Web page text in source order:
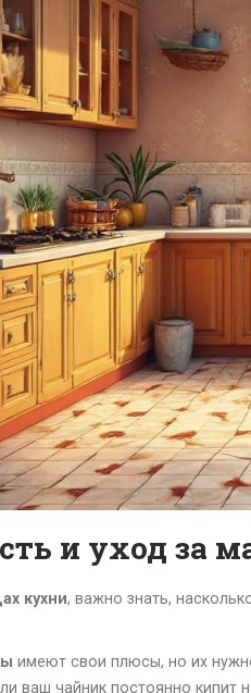
и уход за
кухни, важно знать,
имеют свои плюсы, но их
ваш чайник постоянно